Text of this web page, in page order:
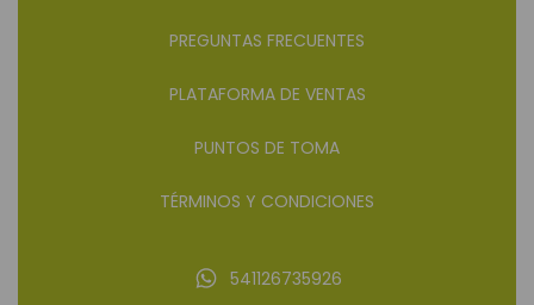
PREGUNTAS FRECUENTES
PLATAFORMA DE VENTAS
PUNTOS DE TOMA
TÉRMINOS Y CONDICIONES
541126735926